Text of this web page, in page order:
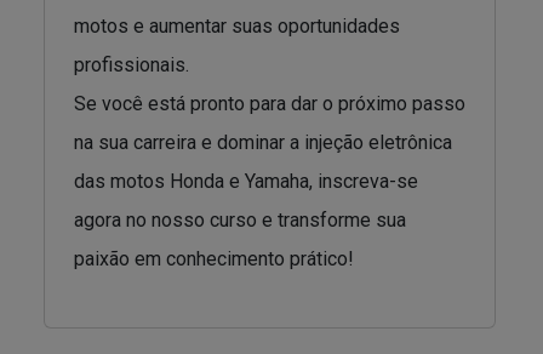
motos e aumentar suas oportunidades
profissionais.
Se você está pronto para dar o próximo passo
na sua carreira e dominar a injeção eletrônica
das motos Honda e Yamaha, inscreva-se
agora no nosso curso e transforme sua
paixão em conhecimento prático!